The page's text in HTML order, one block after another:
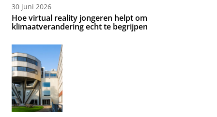
30 juni 2026
Hoe virtual reality jongeren helpt om
klimaatverandering echt te begrijpen